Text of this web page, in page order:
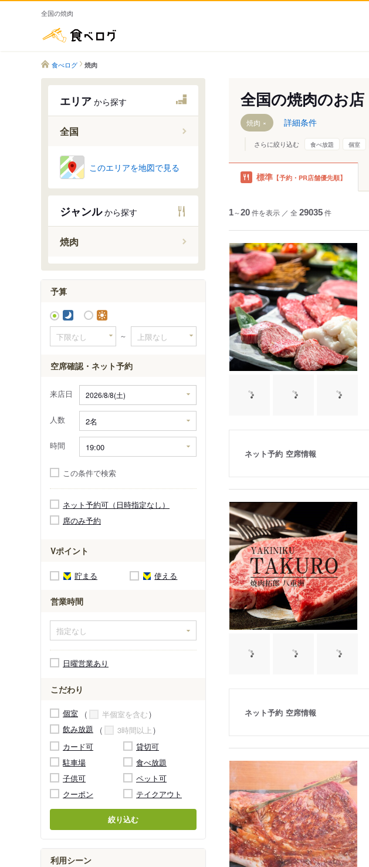
全国の焼肉
食べログ 焼肉
エリア から探す
全国
このエリアを地図で見る
ジャンルから探す
焼肉
予算
～
空席確認・ネット予約
来店日
人数
時間
この条件で検索
ネット予約可（日時指定なし）
席のみ予約
Vポイント
貯まる 使える
営業時間
日曜営業あり
こだわり
個室
半個室を含む
飲み放題
3時間以上
カード可
貸切可
駐車場
食べ放題
子供可
ペット可
クーポン
テイクアウト
絞り込む
利用シーン
全国の焼肉のお店
焼肉 詳細条件
さらに絞り込む 食べ放題 個室
標準 【予約・PR店舗優先順】
1～20件を表示 ／ 全 29035件
ネット予約 空席情報
ネット予約 空席情報